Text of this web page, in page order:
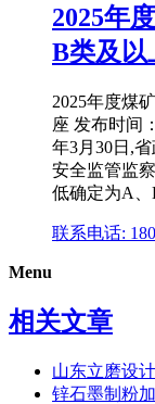
2025年
B类及以
2025年度煤
座 发布时间
年3月30日,
安全监管监
低确定为A、
联系电话:
Menu
相关文章
山东立磨设
锌石墨制粉